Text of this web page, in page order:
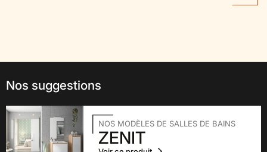
Nos suggestions
NOS MODÈLES DE SALLES DE BAINS
ZENIT